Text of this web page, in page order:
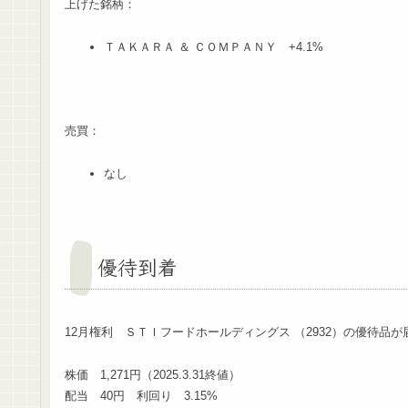
上げた銘柄：
ＴＡＫＡＲＡ ＆ ＣＯＭＰＡＮＹ +4.1%
売買：
なし
優待到着
12月権利 ＳＴＩフードホールディングス （2932）の優待品が
株価 1,271円（2025.3.31終値）
配当 40円 利回り 3.15%